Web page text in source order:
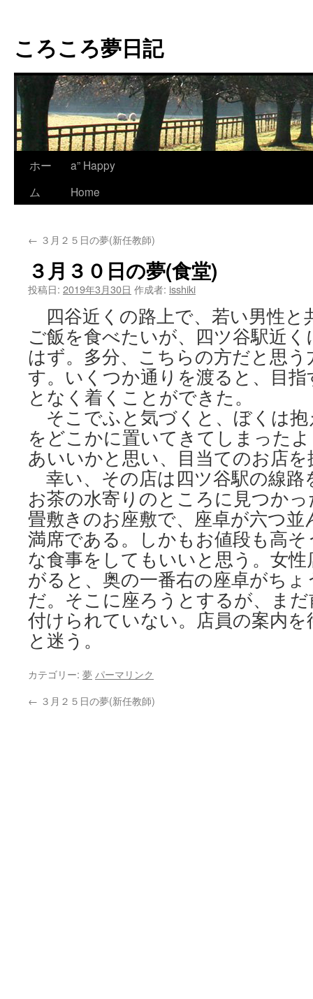
テ
ン
へ
ス
キ
ッ
プ
ころころ夢日記
ホー
ム
a” Happy
Home
← ３月２５日の夢(新任教師)
３月３０日の夢(食堂)
投稿日: 2019年3月30日 作成者: isshiki
四谷近くの路上で、若い男性と
ご飯を食べたいが、四ツ谷駅近
はず。多分、こちらの方だと思
す。いくつか通りを渡ると、目
となく着くことができた。
そこでふと気づくと、ぼくは
をどこかに置いてきてしまった
あいいかと思い、目当てのお店
幸い、その店は四ツ谷駅の線路
お茶の水寄りのところに見つか
畳敷きのお座敷で、座卓が六つ
満席である。しかもお値段も高
な食事をしてもいいと思う。女
がると、奥の一番右の座卓がち
だ。そこに座ろうとするが、ま
付けられていない。店員の案内
と迷う。
カテゴリー: 夢 パーマリンク
← ３月２５日の夢(新任教師)